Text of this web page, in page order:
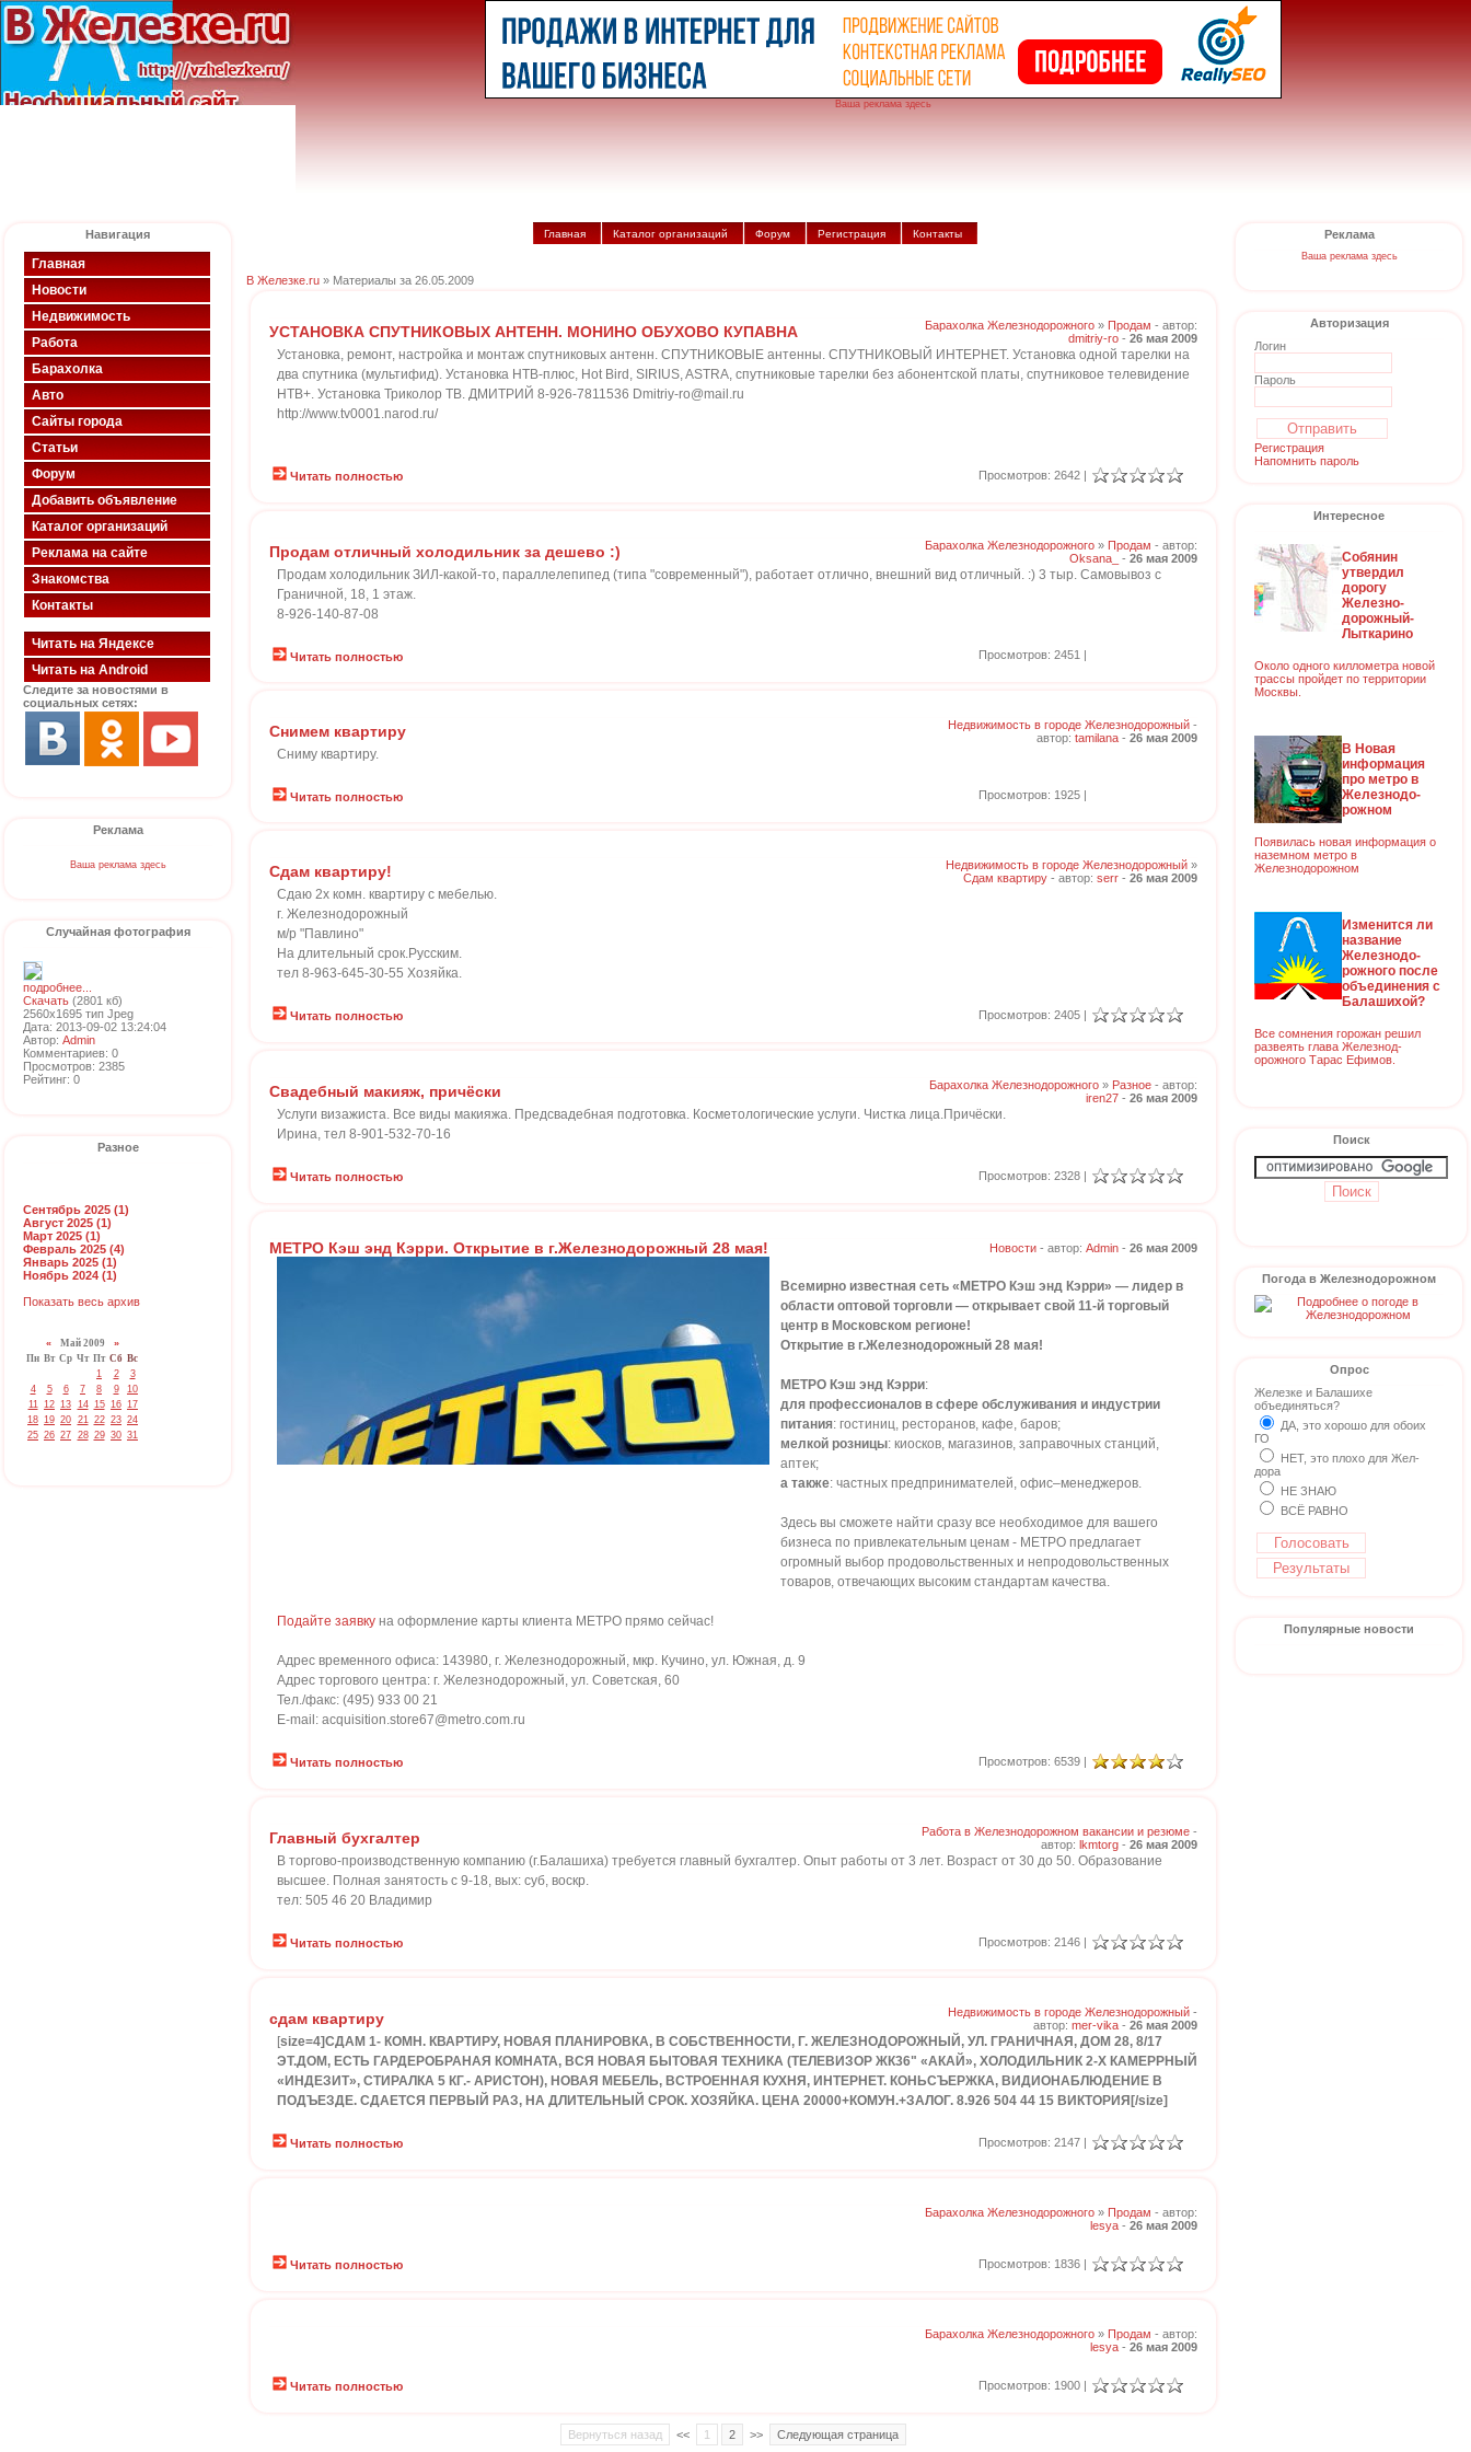
Ваша реклама здесь
Навигация
Главная
Новости
Недвижимость
Работа
Барахолка
Авто
Сайты города
Статьи
Форум
Добавить объявление
Каталог организаций
Реклама на сайте
Знакомства
Контакты
Читать на Яндексе
Читать на Android
Следите за новостями в
социальных сетях:
Реклама
Ваша реклама здесь
Случайная фотография
подробнее...
Скачать (2801 кб)
2560x1695 тип Jpeg
Дата: 2013-09-02 13:24:04
Автор: Admin
Комментариев: 0
Просмотров: 2385
Рейтинг: 0
Разное
Сентябрь 2025 (1)
Август 2025 (1)
Март 2025 (1)
Февраль 2025 (4)
Январь 2025 (1)
Ноябрь 2024 (1)
Показать весь архив
«Май 2009 »
Пн Вт Ср Чт Пт Сб Вс
1
2
3
4
5 6 7 8 9
10
11 12 13 14 15 16 17
18 19 20 21 22 23 24
25 26 27 28 29 30 31
Главная Каталог организаций Форум Регистрация Контакты
В Железке.ru » Материалы за 26.05.2009
УСТАНОВКА СПУТНИКОВЫХ АНТЕНН. МОНИНО ОБУХОВО КУПАВНА Барахолка Железнодорожного » Продам - автор:
dmitriy-ro - 26 мая 2009
Установка, ремонт, настройка и монтаж спутниковых антенн. СПУТНИКОВЫЕ антенны. СПУТНИКОВЫЙ ИНТЕРНЕТ. Установка одной тарелки на
два спутника (мультифид). Установка НТВ-плюс, Hot Bird, SIRIUS, ASTRA, спутниковые тарелки без абонентской платы, спутниковое телевидение
НТВ+. Установка Триколор ТВ. ДМИТРИЙ 8-926-7811536 Dmitriy-ro@mail.ru
http://www.tv0001.narod.ru/
Читать полностью Просмотров: 2642 |
Продам отличный холодильник за дешево :) Барахолка Железнодорожного » Продам - автор:
Oksana_
- 26 мая 2009
Продам холодильник ЗИЛ-какой-то, параллелепипед (типа "современный"), работает отлично, внешний вид отличный. :) 3 тыр. Самовывоз с
Граничной, 18, 1 этаж.
8-926-140-87-08
Читать полностью Просмотров: 2451 |
Снимем квартиру Недвижимость в городе Железнодорожный -
автор: tamilana - 26 мая 2009
Сниму квартиру.
Читать полностью Просмотров: 1925 |
Cдам квартиру! Недвижимость в городе Железнодорожный »
Сдам квартиру - автор: serr - 26 мая 2009
Сдаю 2х комн. квартиру с мебелью.
г. Железнодорожный
м/р "Павлино"
На длительный срок.Русским.
тел 8-963-645-30-55 Хозяйка.
Читать полностью Просмотров: 2405 |
Свадебный макияж, причёски Барахолка Железнодорожного » Разное - автор:
iren27 - 26 мая 2009
Услуги визажиста. Все виды макияжа. Предсвадебная подготовка. Косметологические услуги. Чистка лица.Причёски.
Ирина, тел 8-901-532-70-16
Читать полностью Просмотров: 2328 |
МЕТРО Кэш энд Кэрри. Открытие в г.Железнодорожный 28 мая! Новости - автор: Admin - 26 мая 2009
Всемирно известная сеть «МЕТРО Кэш энд Кэрри» — лидер в
области оптовой торговли — открывает свой 11-й торговый
центр в Московском регионе!
Открытие в г.Железнодорожный 28 мая!
МЕТРО Кэш энд Кэрри:
для профессионалов в сфере обслуживания и индустрии
питания: гостиниц, ресторанов, кафе, баров;
мелкой розницы: киосков, магазинов, заправочных станций,
аптек;
а также: частных предпринимателей, офис–менеджеров.
Здесь вы сможете найти сразу все необходимое для вашего
бизнеса по привлекательным ценам - МЕТРО предлагает
огромный выбор продовольственных и непродовольственных
товаров, отвечающих высоким стандартам качества.
Подайте заявку на оформление карты клиента МЕТРО прямо сейчас!
Адрес временного офиса: 143980, г. Железнодорожный, мкр. Кучино, ул. Южная, д. 9
Адрес торгового центра: г. Железнодорожный, ул. Советская, 60
Тел./факс: (495) 933 00 21
E-mail: acquisition.store67@metro.com.ru
Читать полностью Просмотров: 6539 |
Главный бухгалтер Работа в Железнодорожном вакансии и резюме -
автор: lkmtorg - 26 мая 2009
В торгово-производственную компанию (г.Балашиха) требуется главный бухгалтер. Опыт работы от 3 лет. Возраст от 30 до 50. Образование
высшее. Полная занятость с 9-18, вых: суб, воскр.
тел: 505 46 20 Владимир
Читать полностью Просмотров: 2146 |
сдам квартиру Недвижимость в городе Железнодорожный -
автор: mer-vika - 26 мая 2009
[size=4]СДАМ 1- КОМН. КВАРТИРУ, НОВАЯ ПЛАНИРОВКА, В СОБСТВЕННОСТИ, Г. ЖЕЛЕЗНОДОРОЖНЫЙ, УЛ. ГРАНИЧНАЯ, ДОМ 28, 8/17
ЭТ.ДОМ, ЕСТЬ ГАРДЕРОБРАНАЯ КОМНАТА, ВСЯ НОВАЯ БЫТОВАЯ ТЕХНИКА (ТЕЛЕВИЗОР ЖК36" «АКАЙ», ХОЛОДИЛЬНИК 2-Х КАМЕРРНЫЙ
«ИНДЕЗИТ», СТИРАЛКА 5 КГ.- АРИСТОН), НОВАЯ МЕБЕЛЬ, ВСТРОЕННАЯ КУХНЯ, ИНТЕРНЕТ. КОНЬСЪЕРЖКА, ВИДИОНАБЛЮДЕНИЕ В
ПОДЪЕЗДЕ. СДАЕТСЯ ПЕРВЫЙ РАЗ, НА ДЛИТЕЛЬНЫЙ СРОК. ХОЗЯЙКА. ЦЕНА 20000+КОМУН.+ЗАЛОГ. 8.926 504 44 15 ВИКТОРИЯ[/size]
Читать полностью Просмотров: 2147 |
Барахолка Железнодорожного » Продам - автор:
lesya - 26 мая 2009
Читать полностью Просмотров: 1836 |
Барахолка Железнодорожного » Продам - автор:
lesya - 26 мая 2009
Читать полностью Просмотров: 1900 |
Вернуться назад << 1 2 >> Следующая страница
Реклама
Ваша реклама здесь
Авторизация
Логин
Пароль
Регистрация
Напомнить пароль
Интересное
Собянин
утвердил
дорогу
Железно-
дорожный-
Лыткарино
Около одного киллометра новой
трассы пройдет по территории
Москвы.
В Новая
информация
про метро в
Железнодо-
рожном
Появилась новая информация о
наземном метро в
Железнодорожном
Изменится ли
название
Железнодо-
рожного после
объединения с
Балашихой?
Все сомнения горожан решил
развеять глава Железнод-
орожного Тарас Ефимов.
Поиск
Погода в Железнодорожном
Опрос
Железке и Балашихе
объединяться?
ДА, это хорошо для обоих
ГО
НЕТ, это плохо для Жел-
дора
НЕ ЗНАЮ
ВСЁ РАВНО
Популярные новости